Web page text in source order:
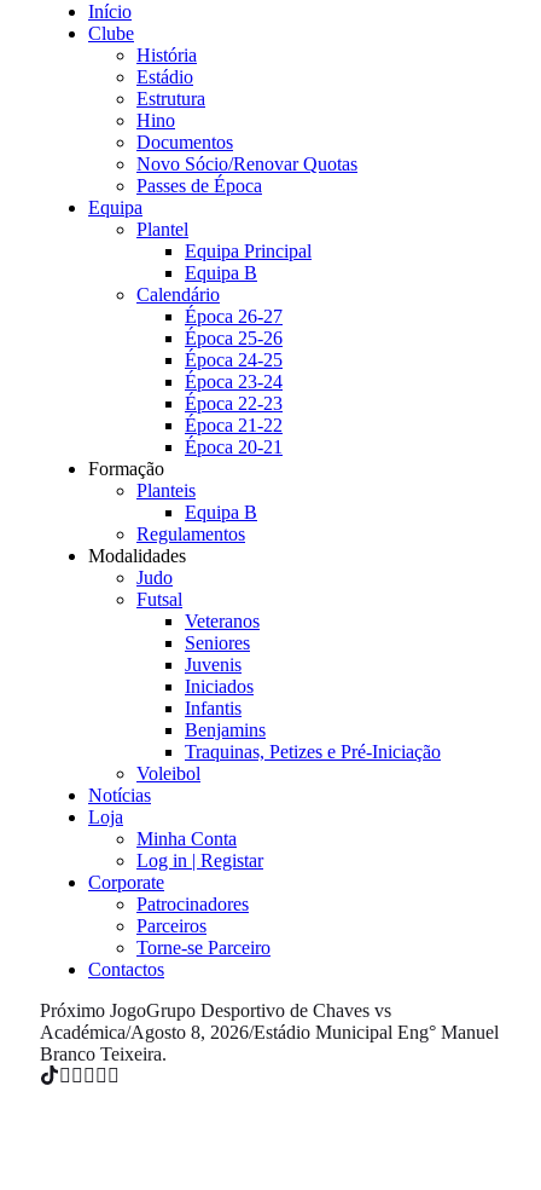
Início
Clube
História
Estádio
Estrutura
Hino
Documentos
Novo Sócio/Renovar Quotas
Passes de Época
Equipa
Plantel
Equipa Principal
Equipa B
Calendário
Época 26-27
Época 25-26
Época 24-25
Época 23-24
Época 22-23
Época 21-22
Época 20-21
Formação
Planteis
Equipa B
Regulamentos
Modalidades
Judo
Futsal
Veteranos
Seniores
Juvenis
Iniciados
Infantis
Benjamins
Traquinas, Petizes e Pré-Iniciação
Voleibol
Notícias
Loja
Minha Conta
Log in | Registar
Corporate
Patrocinadores
Parceiros
Torne-se Parceiro
Contactos
Próximo JogoGrupo Desportivo de Chaves vs
Académica/Agosto 8, 2026/Estádio Municipal Eng° Manuel
Branco Teixeira.